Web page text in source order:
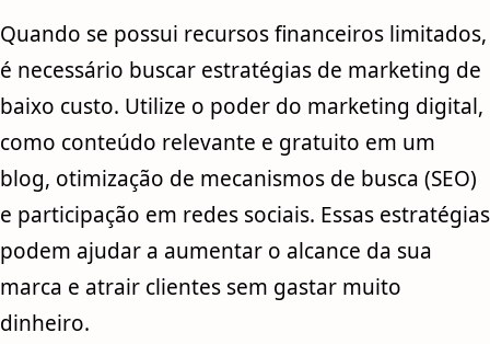
Quando se possui recursos financeiros limitados,
é necessário buscar estratégias de marketing de
baixo custo. Utilize o poder do marketing digital,
como conteúdo relevante e gratuito em um
blog, otimização de mecanismos de busca (SEO)
e participação em redes sociais. Essas estratégias
podem ajudar a aumentar o alcance da sua
marca e atrair clientes sem gastar muito
dinheiro.